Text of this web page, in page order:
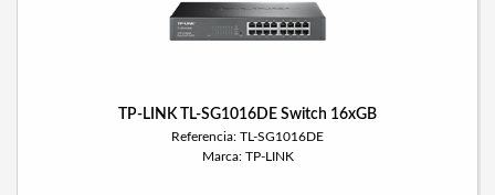
TP-LINK TL-SG1016DE Switch 16xGB
Referencia: TL-SG1016DE
Marca: TP-LINK